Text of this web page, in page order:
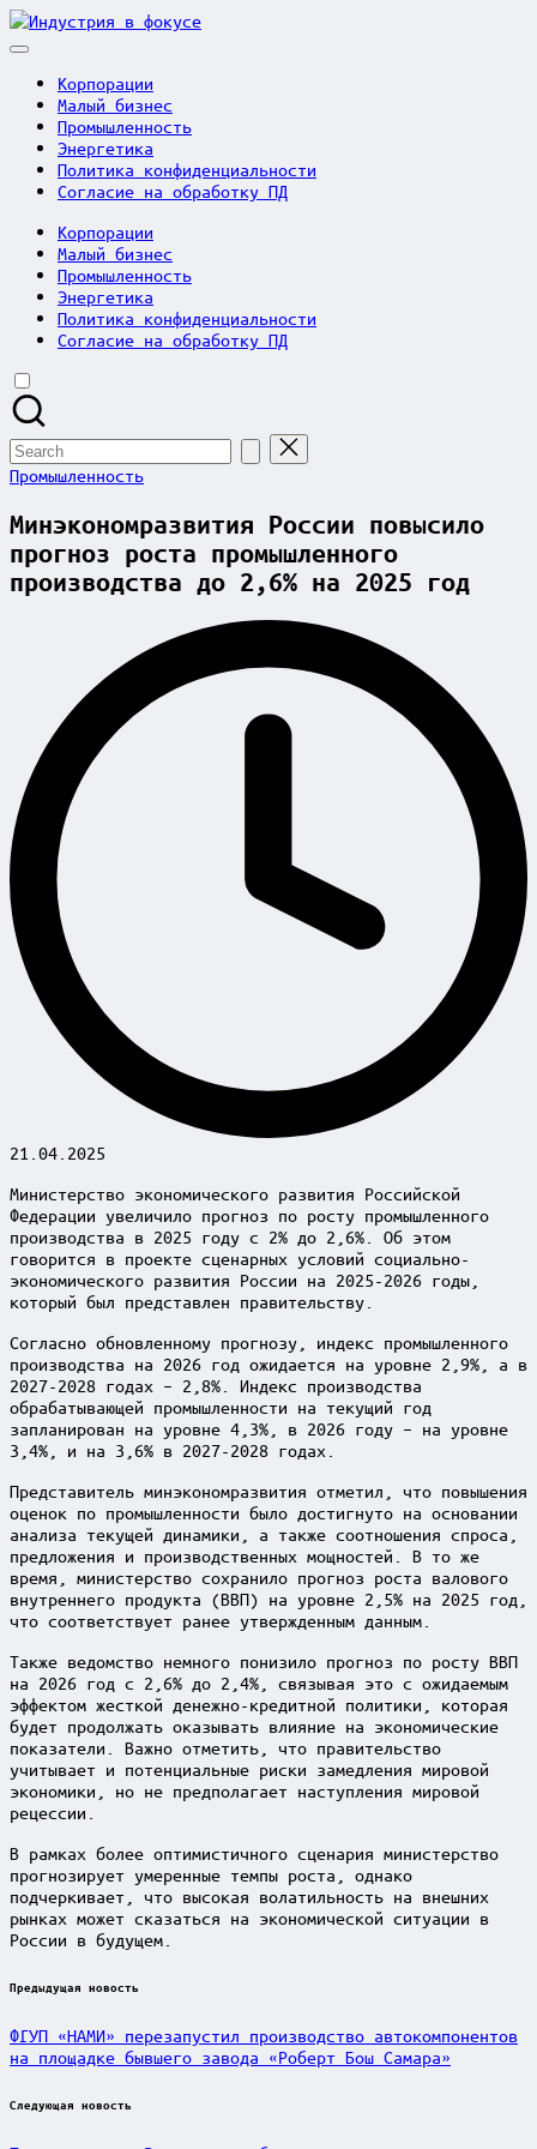
Skip
to
Индустрия
Корпорации
Малый бизнес
Промышленность
Энергетика
Политика конфиденциальности
Согласие на обработку ПД
Корпорации
Малый бизнес
Промышленность
Энергетика
Политика конфиденциальности
Согласие на обработку ПД
Search
for:
Posted
Промышленность
Минэкономразвития России повысило
прогноз роста промышленного
производства до 2,6% на 2025 год
21.04.2025
Министерство экономического развития Российской
Федерации увеличило прогноз по росту промышленного
производства в 2025 году с 2% до 2,6%. Об этом
говорится в проекте сценарных условий социально-
экономического развития России на 2025-2026 годы,
который был представлен правительству.
Согласно обновленному прогнозу, индекс промышленного
производства на 2026 год ожидается на уровне 2,9%, а в
2027-2028 годах – 2,8%. Индекс производства
обрабатывающей промышленности на текущий год
запланирован на уровне 4,3%, в 2026 году – на уровне
3,4%, и на 3,6% в 2027-2028 годах.
Представитель минэкономразвития отметил, что повышения
оценок по промышленности было достигнуто на основании
анализа текущей динамики, а также соотношения спроса,
предложения и производственных мощностей. В то же
время, министерство сохранило прогноз роста валового
внутреннего продукта (ВВП) на уровне 2,5% на 2025 год,
что соответствует ранее утвержденным данным.
Также ведомство немного понизило прогноз по росту ВВП
на 2026 год с 2,6% до 2,4%, связывая это с ожидаемым
эффектом жесткой денежно-кредитной политики, которая
будет продолжать оказывать влияние на экономические
показатели. Важно отметить, что правительство
учитывает и потенциальные риски замедления мировой
экономики, но не предполагает наступления мировой
рецессии.
В рамках более оптимистичного сценария министерство
прогнозирует умеренные темпы роста, однако
подчеркивает, что высокая волатильность на внешних
рынках может сказаться на экономической ситуации в
России в будущем.
Post
Предыдущая новость
ФГУП «НАМИ» перезапустил производство автокомпонентов
на площадке бывшего завода «Роберт Бош Самара»
Следующая новость